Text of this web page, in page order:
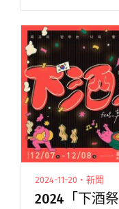
緒；李竺芯攜手
最「痟」的雙姝
港邊響起閱讀全
火器宣布七月登
秀」"
2024-11-20・新聞
2024「下酒